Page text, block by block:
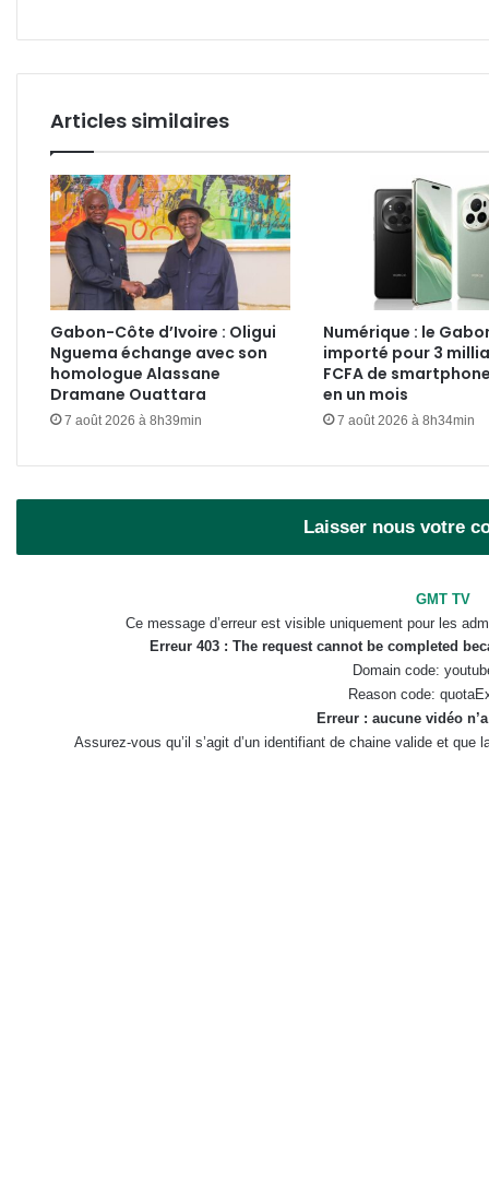
de
Articles similaires
Gabon-Côte d’Ivoire : Oligui
Nguema échange avec son
homologue Alassane
Dramane Ouattara
7 août 2026 à 8h39min
Numérique : le
importé pour 3
FCFA de
en un mois
7 août 2026 à 8h34min
Laisser nous votre
GMT TV
Ce message d’erreur est visible uniquement pour les
Erreur 403 : The request cannot be completed
Domain code:
Reason code:
Erreur : aucune vidéo
Assurez-vous qu’il s’agit d’un identifiant de chaine valide et